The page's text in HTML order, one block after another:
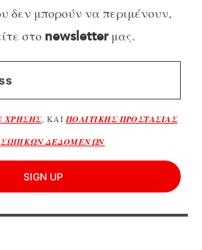
δεν μπορούν να περιμένουν,
στο newsletterμας.
ΧΡΗΣΗΣ, ΚΑΙΠΟΛΙΤΙΚΗΣ ΠΡΟΣΤΑΣΙΑΣ
ΔΕΔΟΜΕΝΩΝ
SIGN UP